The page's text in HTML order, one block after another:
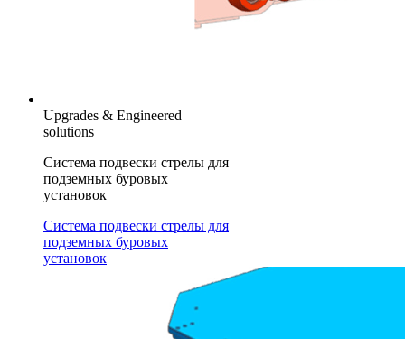
Upgrades & Engineered
solutions
Система подвески стрелы для
подземных буровых
установок
Система подвески стрелы для
подземных буровых
установок